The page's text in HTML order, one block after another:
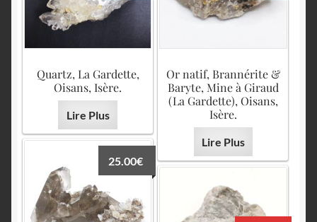
Quartz, La Gardette,
Oisans, Isère.
Lire Plus
Or natif, Brannérite &
Baryte, Mine à Giraud
(La Gardette), Oisans,
Isère.
Lire Plus
25.00€